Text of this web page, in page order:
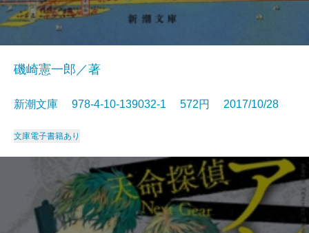
磯崎憲一郎／著
新潮文庫 978-4-10-139032-1 572円 2017/10/28
文庫電子書籍あり